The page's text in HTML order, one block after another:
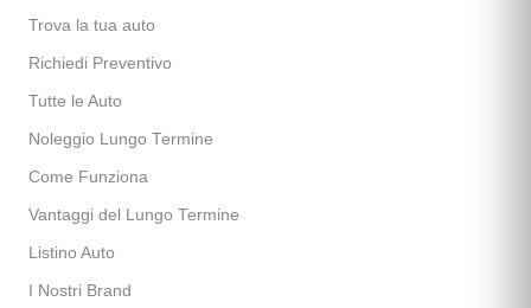
Trova la tua auto
Richiedi Preventivo
Tutte le Auto
Noleggio Lungo Termine
Come Funziona
Vantaggi del Lungo Termine
Listino Auto
I Nostri Brand